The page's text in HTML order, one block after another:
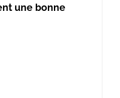
une bonne